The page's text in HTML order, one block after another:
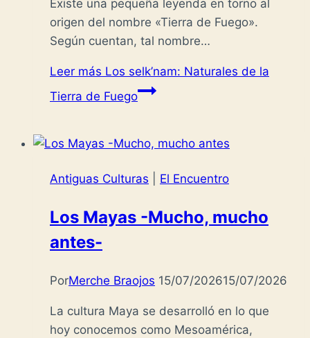
Existe una pequeña leyenda en torno al
origen del nombre «Tierra de Fuego».
Según cuentan, tal nombre…
Leer más Los selk’nam: Naturales de la
Tierra de Fuego
Antiguas Culturas El Encuentro
Los Mayas -Mucho, mucho
antes-
PorMerche Braojos 15/07/202615/07/2026
La cultura Maya se desarrolló en lo que
hoy conocemos como Mesoamérica,